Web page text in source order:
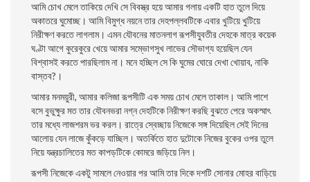
আমি চোখ মেলে তাকিয়ে দেখি সে বিবস্ত্র হয়ে আমার গলায় একটি হাত তুলে দিয়ে
অকাতরে ঘুমােচ্ছ। আমি বিমুগ্ধ নয়নে তার দেহপল্লবটিকে এবার খুটিয়ে খুটিয়ে
নিরীক্ষণ করতে লাগলাম। এমন যৌবনের মাতনলাগ রূপসীযুবতীর দেহকে মাত্র কয়েক
ঘণ্টা আগে কুরেকুরে খেয়ে আমার সম্ভোগসুখ লাভের সৌভাগ্য হয়েছিল যেন
বিশ্বাসই করতে পারছিলাম না। মনে হচ্ছিল সে কি ঘুমের ঘােরে দেখা খােয়াব, নাকি
বাস্তব?।
আমার মনময়ুরী, আমার কলিজা রূপসীটি এক সময় চোখ মেলে তাকাল। আমি পাশে
বসে বুভুক্ষুর মত তার যৌবনভরা নগ্ন দেহটিকে নিরীক্ষণ করছি বুঝতে পেরে অকস্মাৎ
তার মধ্যে লাজশরম ভর করল। রাত্রে স্বেচ্ছায় নিজেকে সঙ্গ দিয়েছিল সেই দিনের
আলােয় যেন লাজে কুঁকড়ে যাচ্ছিল। অতর্কিতে হাত দুটোকে নিজের বুকের ওপর তুলে
নিয়ে যন্ত্রচালিতের মত কাপড়টিকে কোমরে জড়িয়ে নিল।
রূপসী নিজেকে একটু সামলে নেওয়ার পর আমি তার দিকে দশটি সােনার মােহর বাড়িয়ে